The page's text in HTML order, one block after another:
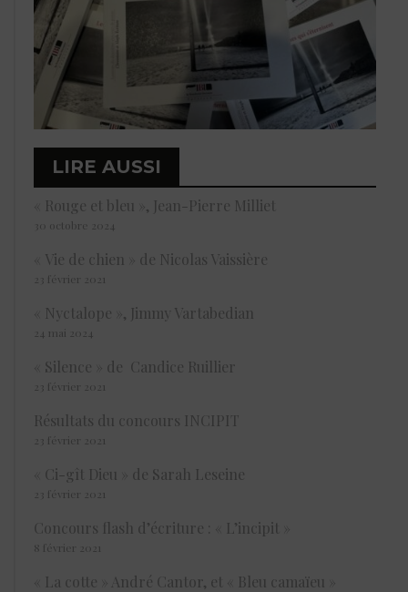
LIRE AUSSI
« Rouge et bleu », Jean-Pierre Milliet
30 octobre 2024
« Vie de chien » de Nicolas Vaissière
23 février 2021
« Nyctalope », Jimmy Vartabedian
24 mai 2024
« Silence » de Candice Ruillier
23 février 2021
Résultats du concours INCIPIT
23 février 2021
« Ci-gît Dieu » de Sarah Leseine
23 février 2021
Concours flash d’écriture : « L’incipit »
8 février 2021
« La cotte » André Cantor, et « Bleu camaïeu »